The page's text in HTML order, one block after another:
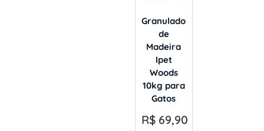
Granulado
de
Madeira
Ipet
Woods
10kg para
Gatos
R$ 69,90